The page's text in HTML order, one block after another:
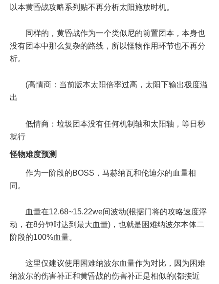
以本黄昏战攻略系列贴不再分析太阳施放时机。
同样的，黄昏战作为一个类似尼的前置团本，本身也
没有团本中那么复杂的路线，所以怪物作用环节也不再分
析。
(高情商：当前版本太阳倍率过高，太阳下输出极度溢
出
低情商：垃圾团本没有任何机制轴和太阳轴，等日秒
就行
怪物难度预测
作为一阶段的BOSS，马赫纳瓦和伦迪尔的血量相
同。
血量在12.68~15.22we间波动(根据门将的攻略速度浮
动，在8分钟时达到最大血量)，也就是困难纳波尔本体二
阶段的100%血量。
这里仅建议使用困难纳波尔血量作为对比，因为困难
纳波尔的伤害补正和黄昏战的伤害补正是相似的(都接近